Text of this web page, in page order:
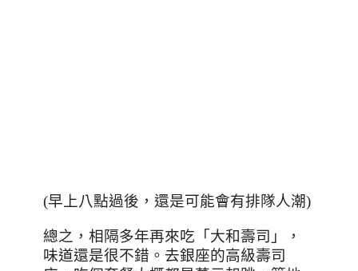
(早上八點過後，還是可能會有排隊人潮)
總之，相隔多年再來吃「大和壽司」，
味道還是很不錯。去銀座的高級壽司